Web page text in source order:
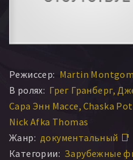
Режиссер: Martin
В ролях: Грег Гранберг
Сара Энн Массе Chaska
Nick Afka Thomas
Жанр: документальный 📑
Категории: Зарубежные